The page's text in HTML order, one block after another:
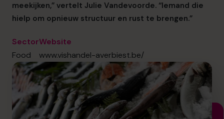
meekijken,” vertelt Julie Vandevoorde. “Iemand die
hielp om opnieuw structuur en rust te brengen.”
Sector
Food
Website
www.vishandel-averbiest.be/